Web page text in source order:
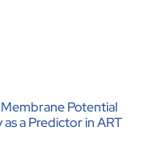
Potential
a Predictor in ART